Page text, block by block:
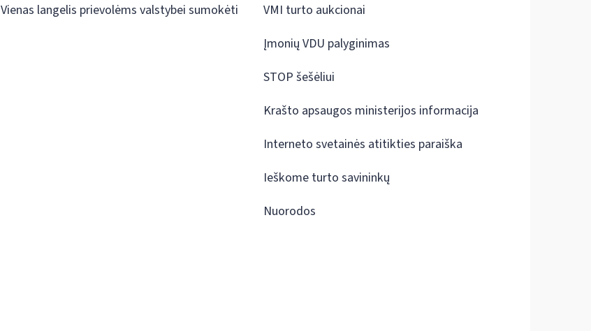
Vienas langelis prievolėms valstybei sumokėti
VMI turto aukcionai
Įmonių VDU palyginimas
STOP šešėliui
Krašto apsaugos ministerijos informacija
Interneto svetainės atitikties paraiška
Ieškome turto savininkų
Nuorodos